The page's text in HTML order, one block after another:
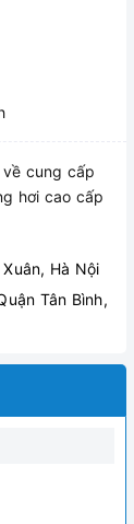
cung cấp
hơi cao cấp
Hà Nội
Tân Bình,